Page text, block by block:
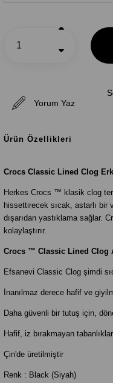
Yorum Yaz
Ürün Özellikleri
Crocs Classic Lined Clog
Herkes Crocs ™ klasik clog
hissettirecek sıcak, astarlı bir
dışarıdan yastıklama sağlar.
kolaylaştırır.
Crocs ™ Classic Lined Clog
Efsanevi Classic Clog şimdi
İnanılmaz derece hafif ve
Daha güvenli bir tutuş için,
Hafif, iz bırakmayan tabanlıklar
Çin'de üretilmiştir
Renk : Black (Siyah)